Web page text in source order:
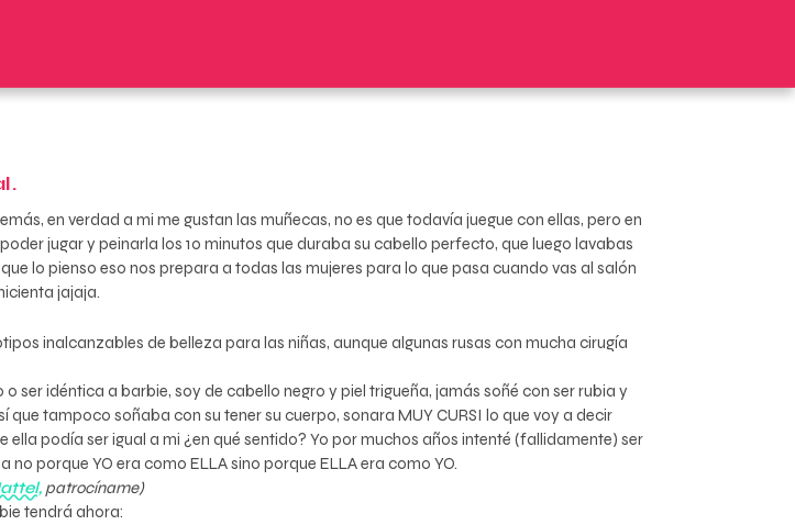
en verdad a mi me gustan las muñecas, no es que todavía juegue con ellas, pero en
jugar y peinarla los 10 minutos que duraba su cabello perfecto, que luego lavabas
lo pienso eso nos prepara a todas las mujeres para lo que pasa cuando vas al salón
jajaja.
inalcanzables de belleza para las niñas, aunque algunas rusas con mucha cirugía
ser idéntica a barbie, soy de cabello negro y piel trigueña, jamás soñé con ser rubia y
tampoco soñaba con su tener su cuerpo, sonara MUY CURSI lo que voy a decir
podía ser igual a mi ¿en qué sentido? Yo por muchos años intenté (fallidamente) ser
porque YO era como ELLA sino porque ELLA era como YO.
patrocíname)
tendrá ahora: